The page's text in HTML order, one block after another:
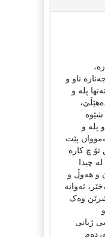
ناو و
پلە و
پلە و
پێت
تۆ چ کارە
چیدا
و هەوڵ و
ئەوانە
وەک
ژیانی